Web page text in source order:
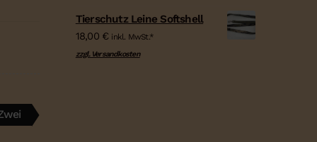
Tierschutz Leine Softshell
18,00 € inkl. MwSt.*
zzgl. Versandkosten